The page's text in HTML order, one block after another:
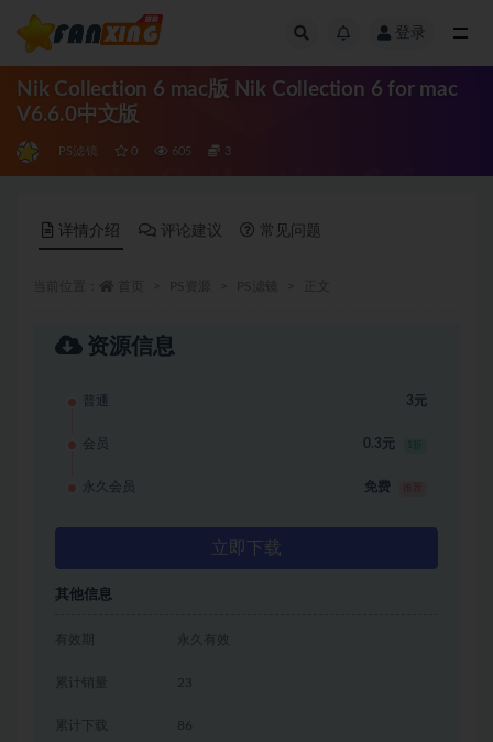
登录
Nik Collection 6 mac版 Nik Collection 6 for mac
V6.6.0中文版
PS滤镜 0 605 3
详情介绍 评论建议 常见问题
资源信息
普通 3元
会员 0.3元 1折
永久会员 免费
立即下载
其他信息
有效期 永久有效
累计销量 23
累计下载 86